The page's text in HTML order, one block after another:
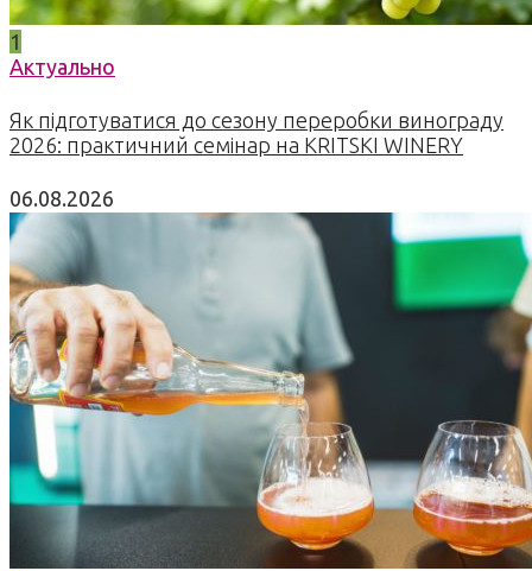
1
Актуально
Як підготуватися до сезону переробки винограду
2026: практичний семінар на KRITSKI WINERY
06.08.2026